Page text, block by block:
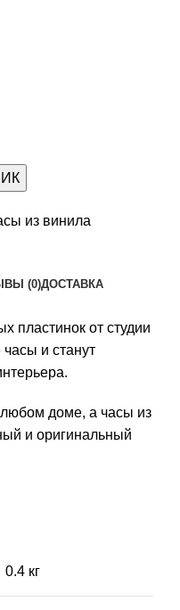
из винила
(0)ДОСТАВКА
пластинок от студии
и станут
доме, а часы из
и оригинальный
0.4 кг